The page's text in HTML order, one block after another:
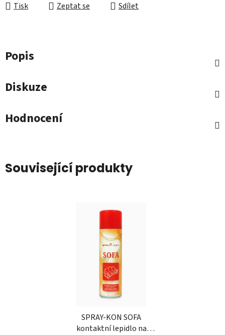
Tisk Zeptat se Sdílet
Popis
Diskuze
Hodnocení
Související produkty
SPRAY-KON SOFA
kontaktní lepidlo na